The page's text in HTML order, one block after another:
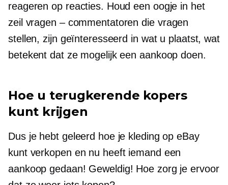
reageren op reacties. Houd een oogje in het
zeil vragen – commentatoren die vragen
stellen, zijn geïnteresseerd in wat u plaatst, wat
betekent dat ze mogelijk een aankoop doen.
Hoe u terugkerende kopers
kunt krijgen
Dus je hebt geleerd hoe je kleding op eBay
kunt verkopen en nu heeft iemand een
aankoop gedaan! Geweldig! Hoe zorg je ervoor